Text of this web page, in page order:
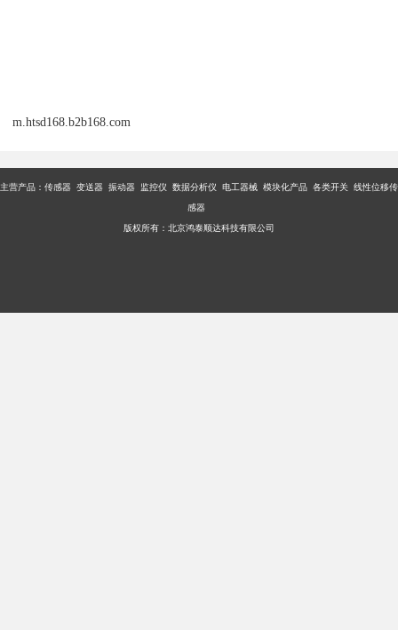
m.htsd168.b2b168.com
主营产品：传感器 变送器 振动器 监控仪 数据分析仪 电工器械 模块化产品 各类开关 线性位移传
感器
版权所有：北京鸿泰顺达科技有限公司